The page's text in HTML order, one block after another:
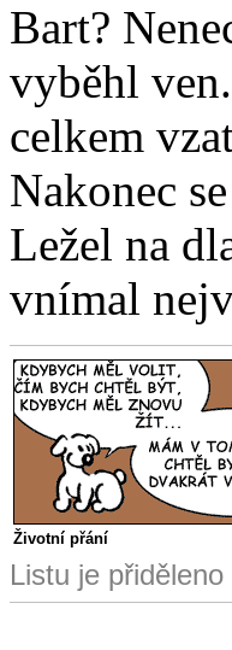
Bart?
vyběhl
celkem
Nakonec
Ležel na
vnímal
Životní přání
Listu je